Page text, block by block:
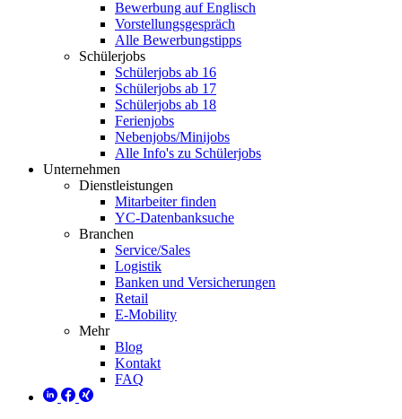
Bewerbung auf Englisch
Vorstellungsgespräch
Alle Bewerbungstipps
Schülerjobs
Schülerjobs ab 16
Schülerjobs ab 17
Schülerjobs ab 18
Ferienjobs
Nebenjobs/Minijobs
Alle Info's zu Schülerjobs
Unternehmen
Dienstleistungen
Mitarbeiter finden
YC-Datenbanksuche
Branchen
Service/Sales
Logistik
Banken und Versicherungen
Retail
E-Mobility
Mehr
Blog
Kontakt
FAQ